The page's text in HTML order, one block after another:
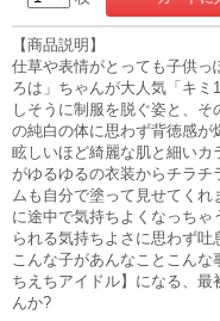
【商品説明】
仕草や表情がとっても子供
ろは」ちゃんが大人気「キ
しそうに制服を脱ぐ姿と、
の純白の体に思わず背徳感
眩しいほど綺麗な肌と細い
がゆるゆるの衣装からチラ
ムも自分で塗って見せてく
に途中で気持ちよくなっち
られる気持ちよさに思わず
こんな子があんなことこん
ちえちアイドル】になる、
んか?